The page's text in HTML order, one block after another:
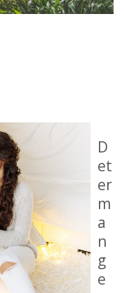
D
et
er
m
a
n
g
e